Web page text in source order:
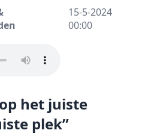
15-5-2024
00:00
het juiste
plek”